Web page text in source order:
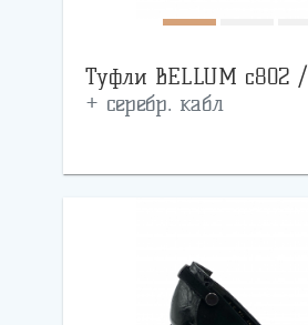
Туфли BELLUM с802 /
+ серебр. кабл